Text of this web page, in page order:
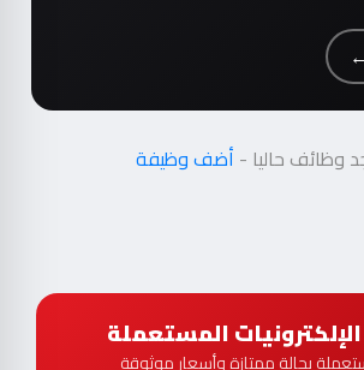
وظائف حاليا - أضف وظيفة
المستعملة
بحالة ممتازة وأسعار موثوقة